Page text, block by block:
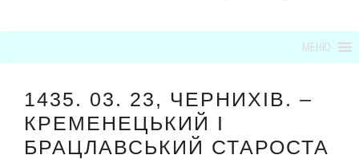
МЕНЮ
1435. 03. 23, ЧЕРНИХІВ. –
КРЕМЕНЕЦЬКИЙ І
БРАЦЛАВСЬКИЙ СТАРОСТА